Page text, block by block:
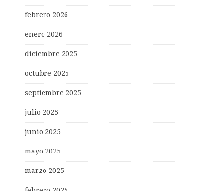
febrero 2026
enero 2026
diciembre 2025
octubre 2025
septiembre 2025
julio 2025
junio 2025
mayo 2025
marzo 2025